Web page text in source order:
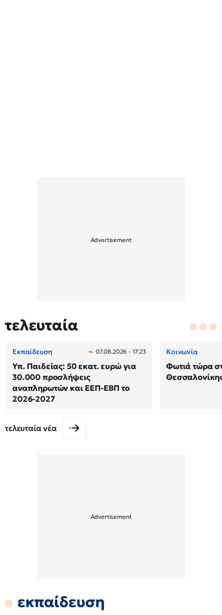
τελευταία
Εκπαίδευση 07.08.2026 - 17:23
Υπ. Παιδείας: 50 εκατ. ευρώ για
30.000 προσλήψεις
αναπληρωτών και ΕΕΠ-ΕΒΠ το
2026-2027
Κοινωνία
Φωτιά τώρα
τελευταία νέα
εκπαίδευση